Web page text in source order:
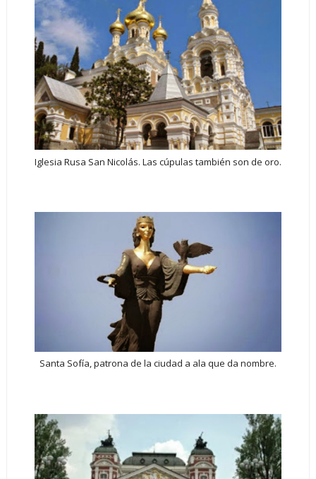
Iglesia Rusa San Nicolás. Las cúpulas también son de oro.
Santa Sofía, patrona de la ciudad a ala que da nombre.